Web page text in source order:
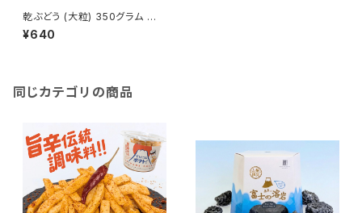
乾ぶどう (大粒) 350グラム お
菓子 おやつ おつまみ ドライフ
ルーツ 人気 非常食 保存食
¥640
同じカテゴリの商品